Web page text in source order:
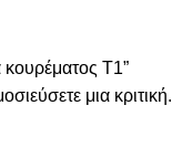
Τ1”
μια κριτική.